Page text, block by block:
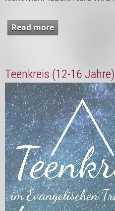
Read more
Teenkreis (12-16 Jahre)